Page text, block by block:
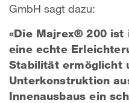
GmbH sagt dazu:
«Die Majrex® 200 ist
eine echte
Stabilität ermöglicht
Unterkonstruktion
Innenausbaus ein